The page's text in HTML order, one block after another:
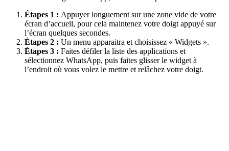
Étapes 1 : Appuyer longuement sur une zone vide de votre
écran d’accueil, pour cela maintenez votre doigt appuyé sur
l’écran quelques secondes.
Étapes 2 : Un menu apparaitra et choisissez « Widgets ».
Étapes 3 : Faites défiler la liste des applications et
sélectionnez WhatsApp, puis faites glisser le widget à
l’endroit où vous volez le mettre et relâchez votre doigt.